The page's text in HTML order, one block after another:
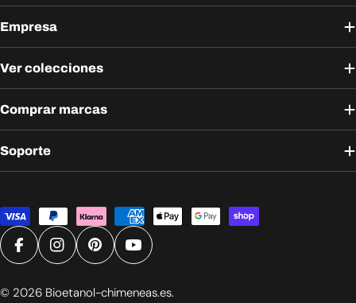
Empresa
Ver colecciones
Comprar marcas
Soporte
Métodos
de
pagoFacebookInstagramPinterestYouTube
© 2026 Bioetanol-chimeneas.es.